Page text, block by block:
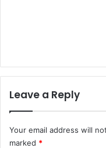
Leave a Reply
Your email address will
marked *